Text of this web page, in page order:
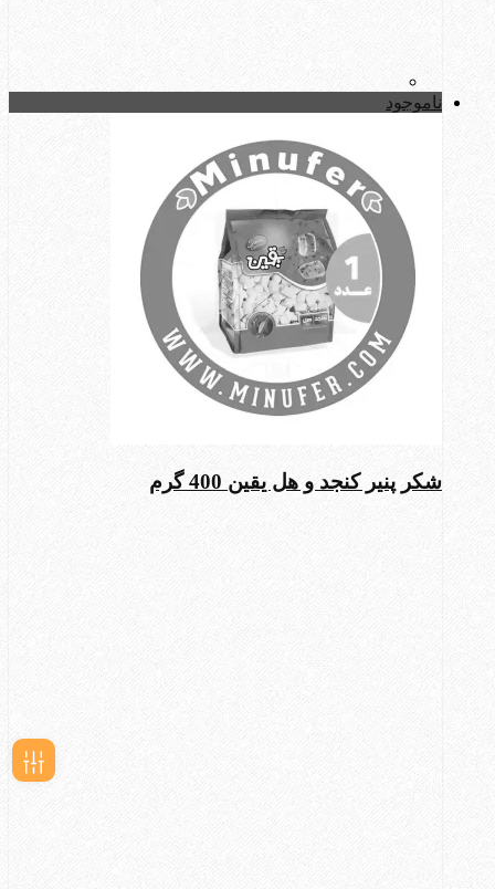
ناموجود
شکر پنیر کنجد و هل یقین 400 گرم